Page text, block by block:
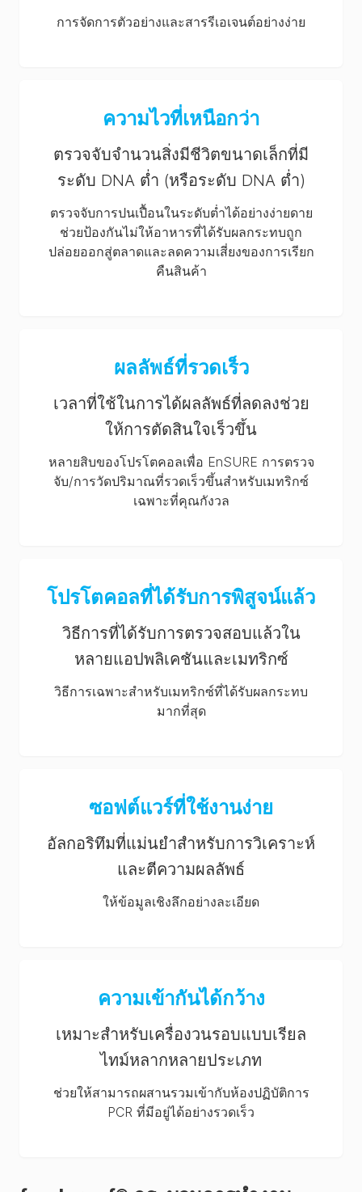
การจัดการตัวอย่างและสารรีเอเจนต์อย่างง่าย
ความไวที่เหนือกว่า
ตรวจจับจำนวนสิ่งมีชีวิตขนาดเล็กที่มี
ระดับ DNA ต่ำ (หรือระดับ DNA ต่ำ)
ตรวจจับการปนเปื้อนในระดับต่ำได้อย่างง่ายดาย
ช่วยป้องกันไม่ให้อาหารที่ได้รับผลกระทบถูก
ปล่อยออกสู่ตลาดและลดความเสี่ยงของการเรียก
คืนสินค้า
ผลลัพธ์ที่รวดเร็ว
เวลาที่ใช้ในการได้ผลลัพธ์ที่ลดลงช่วย
ให้การตัดสินใจเร็วขึ้น
หลายสิบของโปรโตคอลเพื่อ EnSURE การตรวจ
จับ/การวัดปริมาณที่รวดเร็วขึ้นสำหรับเมทริกซ์
เฉพาะที่คุณกังวล
โปรโตคอลที่ได้รับการพิสูจน์แล้ว
วิธีการที่ได้รับการตรวจสอบแล้วใน
หลายแอปพลิเคชันและเมทริกซ์
วิธีการเฉพาะสำหรับเมทริกซ์ที่ได้รับผลกระทบ
มากที่สุด
ซอฟต์แวร์ที่ใช้งานง่าย
อัลกอริทึมที่แม่นยำสำหรับการวิเคราะห์
และตีความผลลัพธ์
ให้ข้อมูลเชิงลึกอย่างละเอียด
ความเข้ากันได้กว้าง
เหมาะสำหรับเครื่องวนรอบแบบเรียล
ไทม์หลากหลายประเภท
ช่วยให้สามารถผสานรวมเข้ากับห้องปฏิบัติการ
PCR ที่มีอยู่ได้อย่างรวดเร็ว